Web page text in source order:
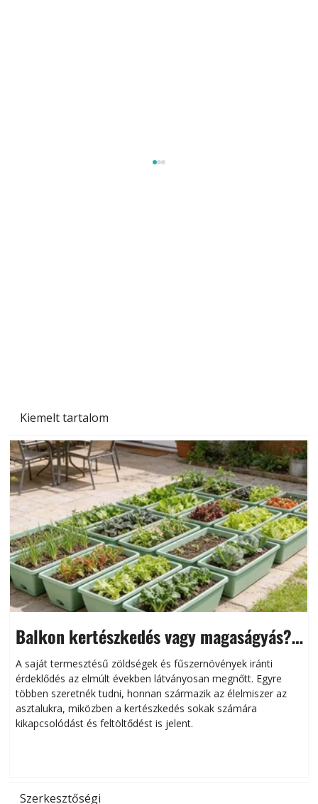
Kiemelt tartalom
Balkon kertészkedés vagy magaságyás?
Helytakarékos kertészkedés
A saját termesztésű zöldségek és fűszernövények iránti
érdeklődés az elmúlt években látványosan megnőtt. Egyre
többen szeretnék tudni, honnan származik az élelmiszer az
asztalukra, miközben a kertészkedés sokak számára
kikapcsolódást és feltöltődést is jelent.
Szerkesztőségi